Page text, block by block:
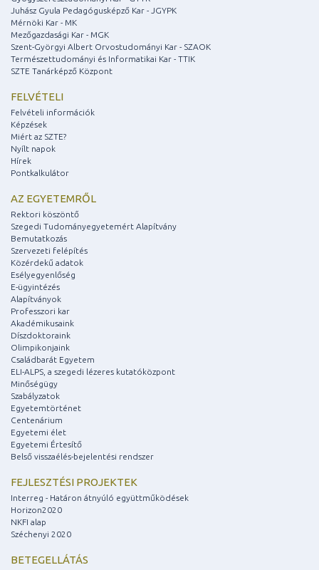
Juhász Gyula Pedagógusképző Kar - JGYPK
Mérnöki Kar - MK
Mezőgazdasági Kar - MGK
Szent-Györgyi Albert Orvostudományi Kar - SZAOK
Természettudományi és Informatikai Kar - TTIK
SZTE Tanárképző Központ
FELVÉTELI
Felvételi információk
Képzések
Miért az SZTE?
Nyílt napok
Hírek
Pontkalkulátor
AZ EGYETEMRŐL
Rektori köszöntő
Szegedi Tudományegyetemért Alapítvány
Bemutatkozás
Szervezeti felépítés
Közérdekű adatok
Esélyegyenlőség
E-ügyintézés
Alapítványok
Professzori kar
Akadémikusaink
Díszdoktoraink
Olimpikonjaink
Családbarát Egyetem
ELI-ALPS, a szegedi lézeres kutatóközpont
Minőségügy
Szabályzatok
Egyetemtörténet
Centenárium
Egyetemi élet
Egyetemi Értesítő
Belső visszaélés-bejelentési rendszer
FEJLESZTÉSI PROJEKTEK
Interreg - Határon átnyúló együttműködések
Horizon2020
NKFI alap
Széchenyi 2020
BETEGELLÁTÁS